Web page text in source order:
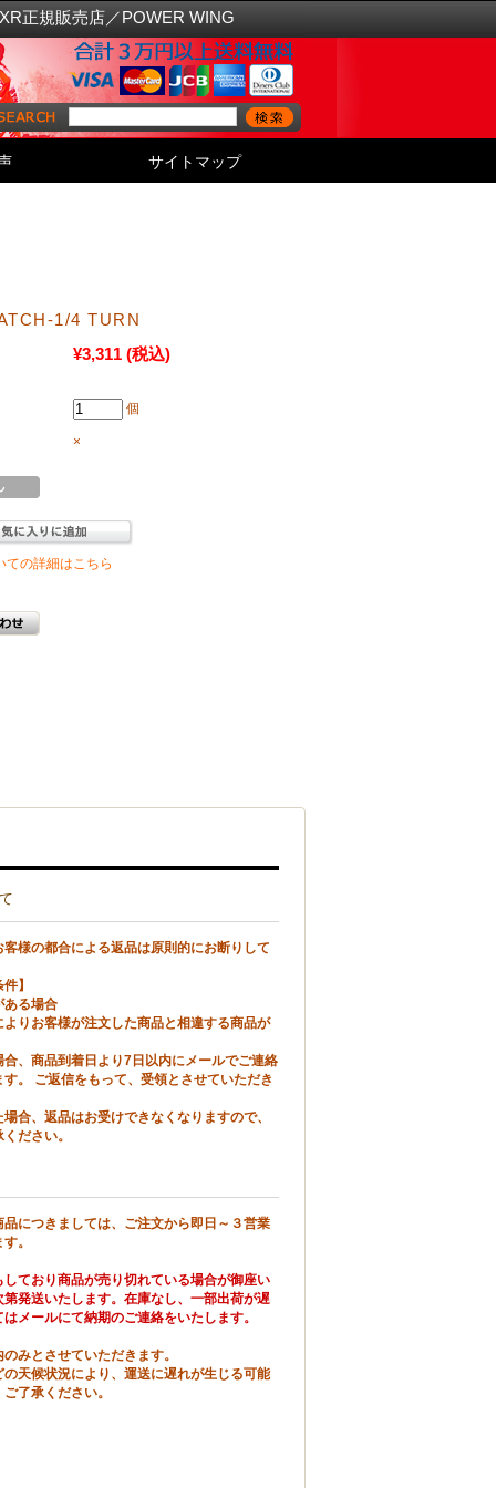
正規販売店／POWER WING
サイトマップ
1/4 TURN
¥3,311 (税込)
個
×
ての詳細はこちら
様の都合による返品は原則的にお断りして
】
ある場合
よりお客様が注文した商品と相違する商品が
、商品到着日より7日以内にメールでご連絡
。 ご返信をもって、受領とさせていただき
合、返品はお受けできなくなりますので、
ださい。
につきましては、ご注文から即日～３営業
。
しており商品が売り切れている場合が御座い
第発送いたします。在庫なし、一部出荷が遅
メールにて納期のご連絡をいたします。
みとさせていただきます。
天候状況により、運送に遅れが生じる可能
了承ください。